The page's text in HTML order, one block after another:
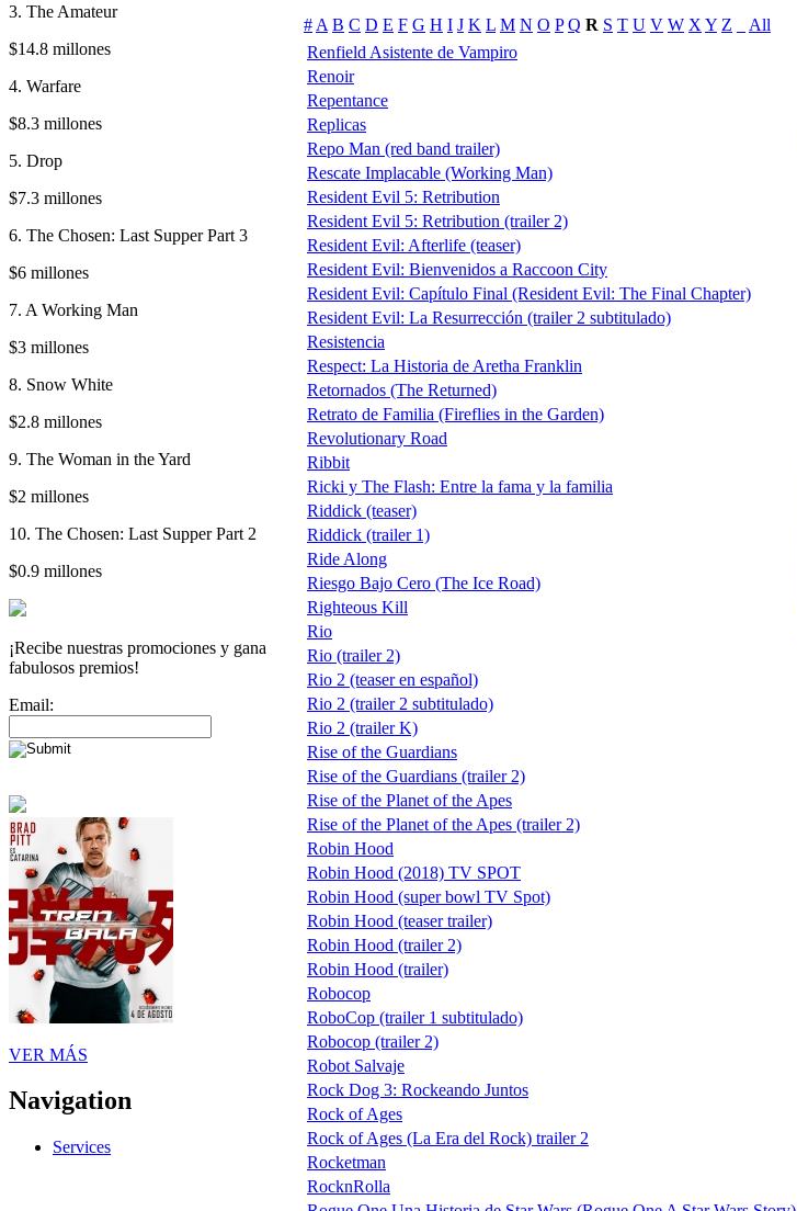
3. The Amateur
$14.8 millones
4. Warfare
$8.3 millones
5. Drop
$7.3 millones
6. The Chosen: Last Supper Part 3
$6 millones
7. A Working Man
$3 millones
8. Snow White
$2.8 millones
9. The Woman in the Yard
$2 millones
10. The Chosen: Last Supper Part 2
$0.9 millones
¡Recibe nuestras promociones y gana
fabulosos premios!
Email:
VER MÁS
Navigation
Services
# A B C D E F G H I J K L M N O P Q R S T U V W X Y Z
All
Renfield Asistente de Vampiro
Renoir
Repentance
Replicas
Repo Man (red band trailer)
Rescate Implacable (Working Man)
Resident Evil 5: Retribution
Resident Evil 5: Retribution (trailer 2)
Resident Evil: Afterlife (teaser)
Resident Evil: Bienvenidos a Raccoon City
Resident Evil: Capítulo Final (Resident Evil: The Final Chapter)
Resident Evil: La Resurrección (trailer 2 subtitulado)
Resistencia
Respect: La Historia de Aretha Franklin
Retornados (The Returned)
Retrato de Familia (Fireflies in the Garden)
Revolutionary Road
Ribbit
Ricki y The Flash: Entre la fama y la familia
Riddick (teaser)
Riddick (trailer 1)
Ride Along
Riesgo Bajo Cero (The Ice Road)
Righteous Kill
Rio
Rio (trailer 2)
Rio 2 (teaser en español)
Rio 2 (trailer 2 subtitulado)
Rio 2 (trailer K)
Rise of the Guardians
Rise of the Guardians (trailer 2)
Rise of the Planet of the Apes
Rise of the Planet of the Apes (trailer 2)
Robin Hood
Robin Hood (2018) TV SPOT
Robin Hood (super bowl TV Spot)
Robin Hood (teaser trailer)
Robin Hood (trailer 2)
Robin Hood (trailer)
Robocop
RoboCop (trailer 1 subtitulado)
Robocop (trailer 2)
Robot Salvaje
Rock Dog 3: Rockeando Juntos
Rock of Ages
Rock of Ages (La Era del Rock) trailer 2
Rocketman
RocknRolla